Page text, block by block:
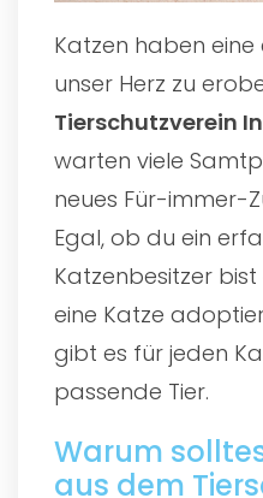
Katzen haben
unser Herz zu
Tierschutzverein
warten viele
neues Für-immer-
Egal, ob du ein
Katzenbesitzer
eine Katze
gibt es für jeden
passende Tier.
Warum
aus dem